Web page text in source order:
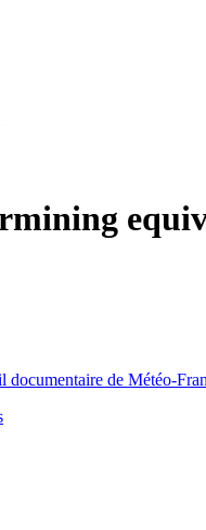
documentaire de Météo-